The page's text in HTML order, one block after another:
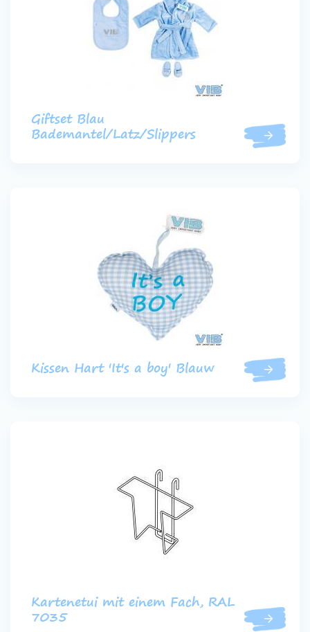
Giftset Blau
Bademantel/Latz/Slippers
Kissen Hart 'It's a boy' Blauw
Kartenetui mit einem Fach, RAL
7035